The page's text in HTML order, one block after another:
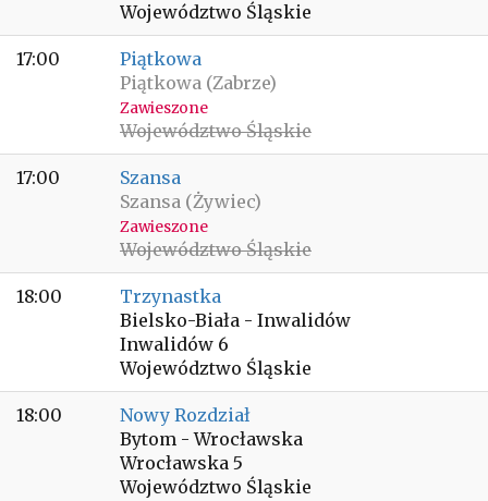
Województwo Śląskie
17:00
Piątkowa
Piątkowa (Zabrze)
Zawieszone
Województwo Śląskie
17:00
Szansa
Szansa (Żywiec)
Zawieszone
Województwo Śląskie
18:00
Trzynastka
Bielsko-Biała - Inwalidów
Inwalidów 6
Województwo Śląskie
18:00
Nowy Rozdział
Bytom - Wrocławska
Wrocławska 5
Województwo Śląskie